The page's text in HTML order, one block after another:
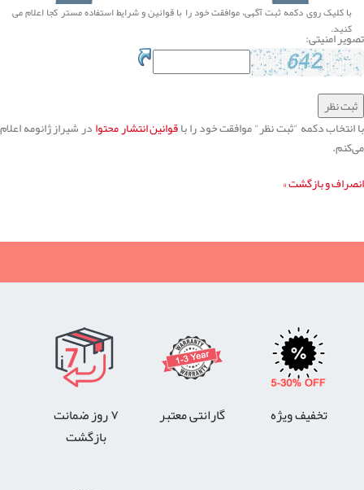
با کلیک روی دکمه ثبت آگهی، موافقت خود را باقوانین و شرایط استفادهمستر کجا اعلام می
کنید.
تصویر امنیتی:
با انتخاب دکمه "ثبت نظر" موافقت خود را باقوانین انتشار محتوادر شیراز ژانومه اعلام
می‌کنم.
انصراف و بازگشت »
تخفیف ویژه گارانتی معتبر
۷ روز ضمانت
بازگشت